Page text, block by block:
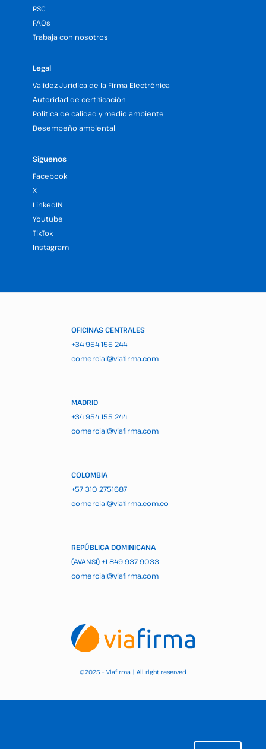
RSC
FAQs
Trabaja con nosotros
Legal
Validez Jurídica de la Firma Electrónica
Autoridad de certificación
Política de calidad y medio ambiente
Desempeño ambiental
Síguenos
Facebook
X
LinkedIN
Youtube
TikTok
Instagram
OFICINAS CENTRALES
+34 954 155 244
comercial@viafirma.com
MADRID
+34 954 155 244
comercial@viafirma.com
COLOMBIA
+57 310 2751687
comercial@viafirma.com.co
REPÚBLICA DOMINICANA
(AVANSI) +1 849 937 9033
comercial@viafirma.com
©2025 – Viafirma | All right reserved